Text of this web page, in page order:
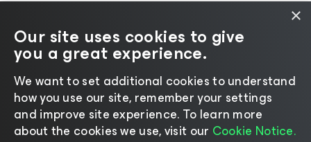
|
Aviso de Cookies|Jurídico|Política de
licenciamento |Recursos para Fornecedores
Mudar idioma
×
Our site uses cookies to give
you a great experience.
We want to set additional cookies to understand
how you use our site, remember your settings
and improve site experience. ​To learn more
about the cookies we use, visit our Cookie Notice.